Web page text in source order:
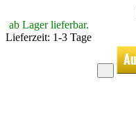
ab Lager lieferbar.
Lieferzeit: 1-3 Tage